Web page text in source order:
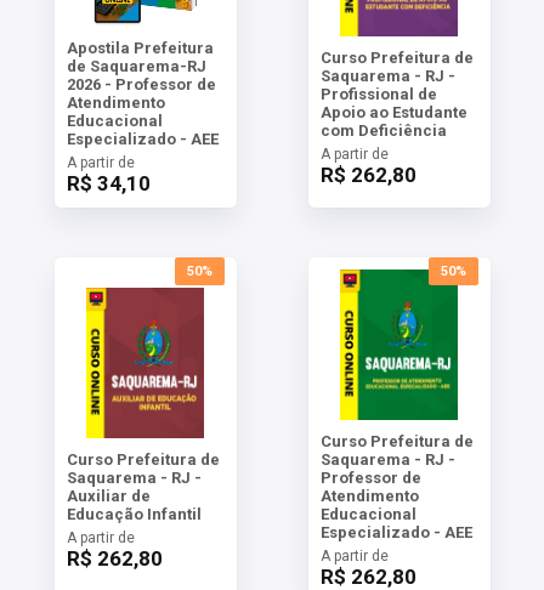
Apostila Prefeitura
de Saquarema-RJ
2026 - Professor de
Atendimento
Educacional
Especializado - AEE
A partir de
R$ 34,10
Curso Prefeitura de
Saquarema - RJ -
Profissional de
Apoio ao Estudante
com Deficiência
A partir de
R$ 262,80
50%
Curso Prefeitura de
Saquarema - RJ -
Auxiliar de
Educação Infantil
A partir de
R$ 262,80
50%
Curso Prefeitura de
Saquarema - RJ -
Professor de
Atendimento
Educacional
Especializado - AEE
A partir de
R$ 262,80